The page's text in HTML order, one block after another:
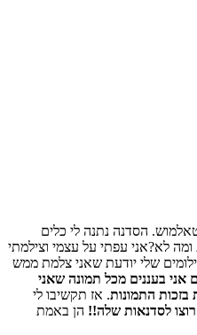
הסדנה נתנה לי כלים
ומה לא?אני עפתי על עצמי וצילמתי
שלי יודעת שאני צלמת ממש
אני בעננים מכל תמונה שאני
בזכות התמונות. אז תקשיבו לי
לסדנאות שלה!! הן באמת